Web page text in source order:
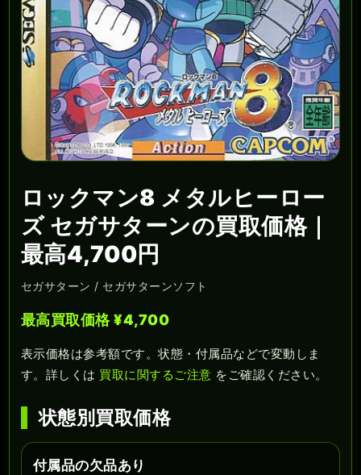
ロックマン8 メタルヒーロー
ズ セガサターンの買取価格｜
最高4,700円
セガサターン / セガサターンソフト
最高買取価格 ¥4,700
表示価格は参考額です。状態・付属品などで変動しま
す。詳しくは 買取に関するご注意 をご確認ください。
状態別買取価格
付属品の欠品あり